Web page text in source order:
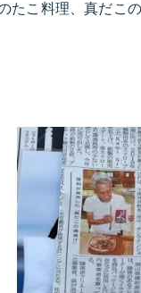
たこ料理、真だこ